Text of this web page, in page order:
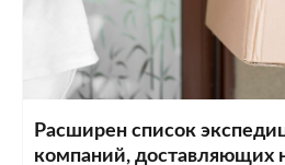
Расширен список
компаний, доставляющих